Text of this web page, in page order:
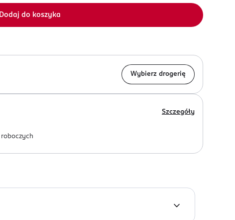
Dodaj do koszyka
Wybierz drogerię
Szczegóły
roboczych